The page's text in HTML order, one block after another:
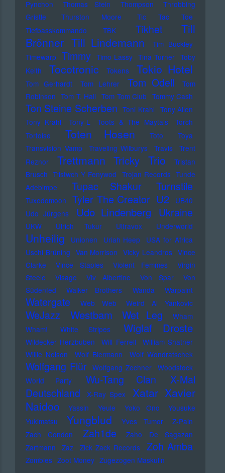
Pynchon
Thomas Stein Thompson
Throbbing
Gristle
Thurston Moore
Tic Tac Toe
Tiefbasskommando TBK
Tikhet
Till
Brönner Till Lindemann
Tim Buckley
Timewarp Timmy Timo Lassy Tina Turner Toby
Keith
Tocotronic Tokens Tokio Hotel
Tom Gerhardt Tom Lehrer Tom Odell
Tom
Robinson Tom T. Hall Tom Tom Club Tommy Cash
Ton Steine Scherben Toni Krahl Tony Allen
Tony Krahl
Tony-L Toots & The Maytals
Torch
Tortoise
Toten Hosen Toto
Toya
Transvision Vamp
Traveling Wilburys Travis
Trent
Reznor
Trettmann Tricky Trio
Tristan
Brusch Tristwch Y Fenywod Trojan Records Tunde
Adebimpe
Tupac Shakur Turnstile
Tuxedomoon Tyler The Creator U2
UB40
Udo Jürgens
Udo Lindenberg Ukraine
UKW Ulrich Tukur Ultravox Underworld
Unheilig Unionen Uriah Heep
USA for Africa
Uschi Brüning Van Morrison Vicky Leandros Vince
Clarke
Vince Staples Violent Femmes
Virgin
Steele
Visage Viv Albertine Von Spar
Von
Südenfed
Walker Brothers Wanda Warpaint
Watergate Web Web Weird Al Yankovic
WeJazz Westbam Wet Leg
Wham
Wham!
White Stripes Wiglaf Droste
Wildecker Herzbuben Will Ferrell
William Shatner
Willie Nelson
Wolf Biermann Wolf Wondratschek
Wolfgang Flür Wolfgang Zechner
Woodstock
World Party
Wu-Tang Clan
X-Mal
Deutschland
X-Ray Spex Xatar Xavier
Naidoo
Yassin Yeule Yoko Ono
Yousuke
Yukimatsu
Yungblud Yves Tumor
Z-Pain
Zach Condon
Zah1de
Zaho De Sagazan
Zartmann
Zaz Zick Zack Records Zoh Amba
Zombies Zoot Money Zugezogen Maskulin